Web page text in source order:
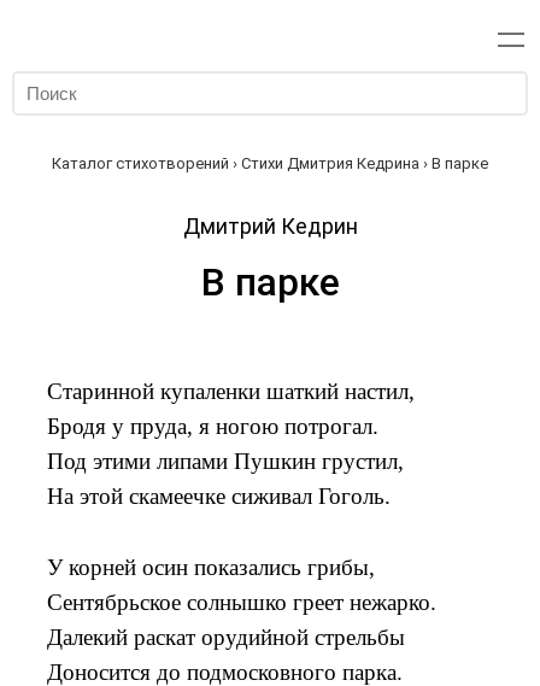
Каталог стихотворений › Стихи Дмитрия Кедрина › В парке
Дмитрий Кедрин
В парке
Старинной купаленки шаткий настил,
Бродя у пруда, я ногою потрогал.
Под этими липами Пушкин грустил,
На этой скамеечке сиживал Гоголь.
У корней осин показались грибы,
Сентябрьское солнышко греет нежарко.
Далекий раскат орудийной стрельбы
Доносится до подмосковного парка.